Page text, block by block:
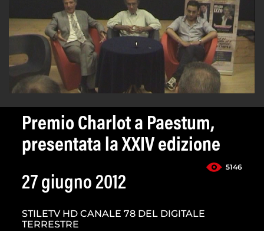
Premio Charlot a Paestum,
presentata la XXIV edizione
5146
27 giugno 2012
STILETV HD CANALE 78 DEL DIGITALE
TERRESTRE